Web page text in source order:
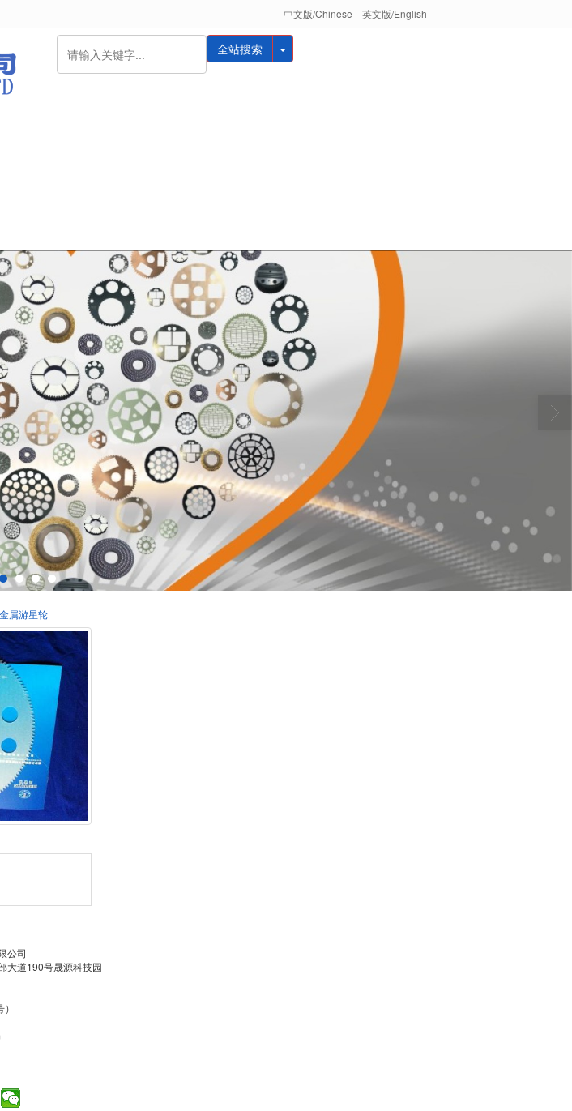
中文版/Chinese 英文版/English
全站搜索
属游星轮
公司
大道190号晟源科技园